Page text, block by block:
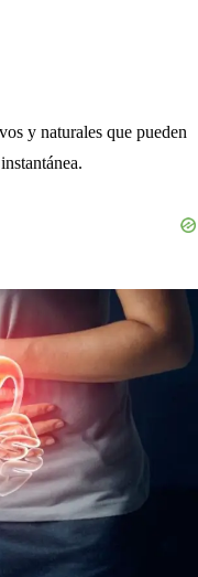
y naturales que pueden